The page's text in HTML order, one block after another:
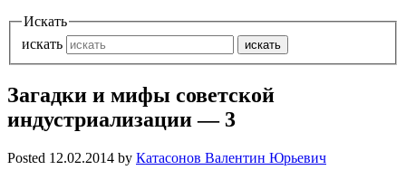
Искать
искать
искать
Загадки и мифы советской
индустриализации — 3
Posted 12.02.2014 by Катасонов Валентин Юрьевич